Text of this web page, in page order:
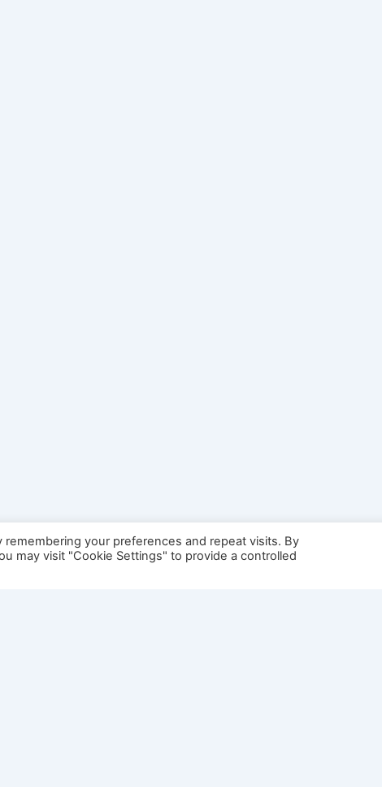
your preferences and repeat visits. By
may visit "Cookie Settings" to provide a controlled